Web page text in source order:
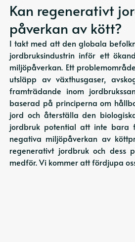
Kan regenerativt
påverkan av kött?
I takt med att den globala
jordbruksindustrin inför ett
miljöpåverkan. Ett
utsläpp av växthusgaser,
framträdande inom
baserad på principerna om
jord och återställa den
jordbruk potential att inte bara
negativa miljöpåverkan av
regenerativt jordbruk och dess
medför. Vi kommer att fördjupa